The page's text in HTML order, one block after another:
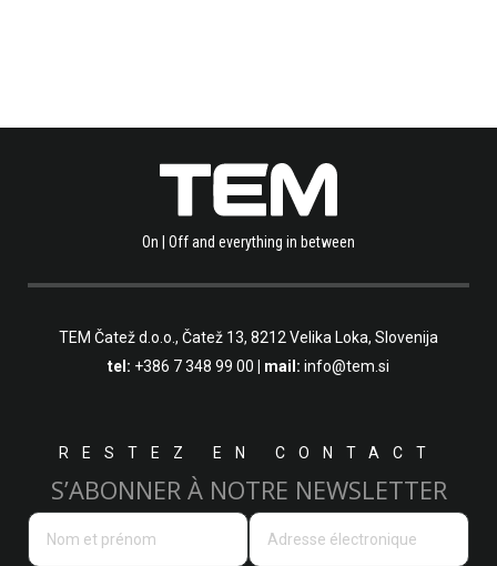
On | Off and everything in between
TEM Čatež d.o.o., Čatež 13, 8212 Velika Loka, Slovenija
tel: +386 7 348 99 00 | mail: info@tem.si
RESTEZ EN CONTACT
S’ABONNER À NOTRE NEWSLETTER